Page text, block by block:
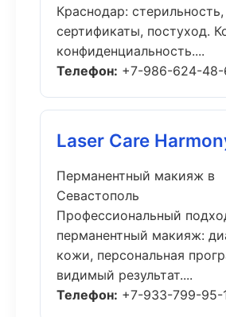
Краснодар: стерильность,
сертификаты, постуход.
конфиденциальность....
Телефон: +7-986-624-48-
Laser Care
Перманентный макияж в
Севастополь
Профессиональный
перманентный макияж:
кожи, персональная
видимый результат....
Телефон: +7-933-799-95-